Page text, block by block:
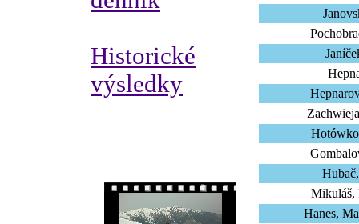
Historické
výsledky
Mikuláš,
Hanes,